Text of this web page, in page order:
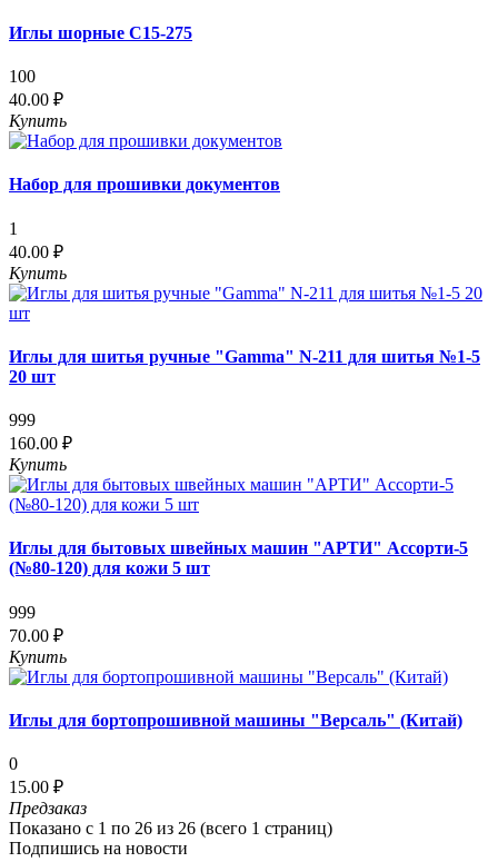
Иглы шорные С15-275
100
40.00 ₽
Купить
Набор для прошивки документов
1
40.00 ₽
Купить
Иглы для шитья ручные "Gamma" N-211 для шитья №1-5
20 шт
999
160.00 ₽
Купить
Иглы для бытовых швейных машин "АРТИ" Ассорти-5
(№80-120) для кожи 5 шт
999
70.00 ₽
Купить
Иглы для бортопрошивной машины "Версаль" (Китай)
0
15.00 ₽
Предзаказ
Показано с 1 по 26 из 26 (всего 1 страниц)
Подпишись на новости